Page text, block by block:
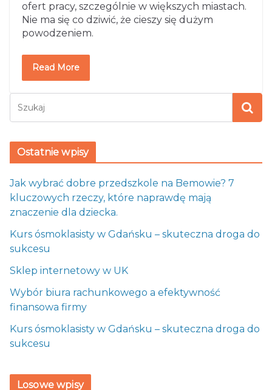
ofert pracy, szczególnie w większych miastach.
Nie ma się co dziwić, że cieszy się dużym
powodzeniem.
Read More
Ostatnie wpisy
Jak wybrać dobre przedszkole na Bemowie? 7
kluczowych rzeczy, które naprawdę mają
znaczenie dla dziecka.
Kurs ósmoklasisty w Gdańsku – skuteczna droga do
sukcesu
Sklep internetowy w UK
Wybór biura rachunkowego a efektywność
finansowa firmy
Kurs ósmoklasisty w Gdańsku – skuteczna droga do
sukcesu
Losowe wpisy